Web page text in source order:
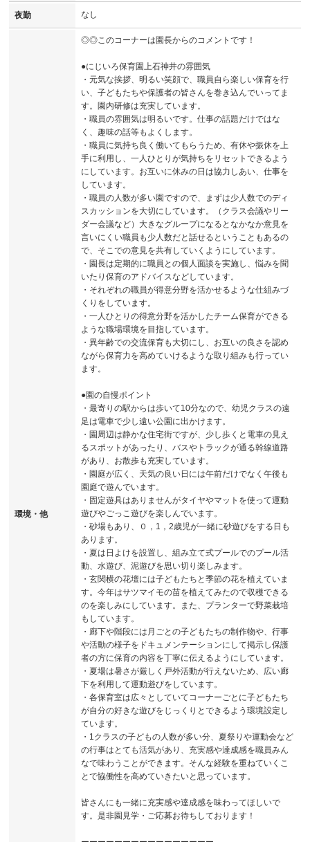
夜勤 なし
環境・他
◎◎このコーナーは園長からのコメントです！
●にじいろ保育園上石神井の雰囲気
・元気な挨拶、明るい笑顔で、職員自ら楽しい保育を行
い、子どもたちや保護者の皆さんを巻き込んでいってま
す。園内研修は充実しています。
・職員の雰囲気は明るいです。仕事の話題だけではな
く、趣味の話等もよくします。
・職員に気持ち良く働いてもらうため、有休や振休を上
手に利用し、一人ひとりが気持ちをリセットできるよう
にしています。お互いに休みの日は協力しあい、仕事を
しています。
・職員の人数が多い園ですので、まずは少人数でのディ
スカッションを大切にしています。（クラス会議やリー
ダー会議など）大きなグループになるとなかなか意見を
言いにくい職員も少人数だと話せるということもあるの
で、そこでの意見を共有していくようにしています。
・園長は定期的に職員との個人面談を実施し、悩みを聞
いたり保育のアドバイスなどしています。
・それぞれの職員が得意分野を活かせるような仕組みづ
くりをしています。
・一人ひとりの得意分野を活かしたチーム保育ができる
ような職場環境を目指しています。
・異年齢での交流保育も大切にし、お互いの良さを認め
ながら保育力を高めていけるような取り組みも行ってい
ます。
●園の自慢ポイント
・最寄りの駅からは歩いて10分なので、幼児クラスの遠
足は電車で少し遠い公園に出かけます。
・園周辺は静かな住宅街ですが、少し歩くと電車の見え
るスポットがあったり、バスやトラックが通る幹線道路
があり、お散歩も充実しています。
・園庭が広く、天気の良い日には午前だけでなく午後も
園庭で遊んでいます。
・固定遊具はありませんがタイヤやマットを使って運動
遊びやごっこ遊びを楽しんでいます。
・砂場もあり、０，1，2歳児が一緒に砂遊びをする日も
あります。
・夏は日よけを設置し、組み立て式プールでのプール活
動、水遊び、泥遊びを思い切り楽しみます。
・玄関横の花壇には子どもたちと季節の花を植えていま
す。今年はサツマイモの苗を植えてみたので収穫できる
のを楽しみにしています。また、プランターで野菜栽培
もしています。
・廊下や階段には月ごとの子どもたちの制作物や、行事
や活動の様子をドキュメンテーションにして掲示し保護
者の方に保育の内容を丁寧に伝えるようにしています。
・夏場は暑さが厳しく戸外活動が行えないため、広い廊
下を利用して運動遊びをしています。
・各保育室は広々としていてコーナーごとに子どもたち
が自分の好きな遊びをじっくりとできるよう環境設定し
ています。
・1クラスの子どもの人数が多い分、夏祭りや運動会など
の行事はとても活気があり、充実感や達成感を職員みん
なで味わうことができます。そんな経験を重ねていくこ
とで協働性を高めていきたいと思っています。
皆さんにも一緒に充実感や達成感を味わってほしいで
す。是非園見学・ご応募お待ちしております！